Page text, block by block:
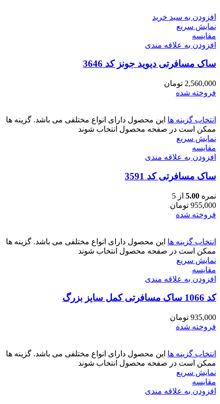
افزودن به سبد خرید
نمایش سریع
مقايسه
افزودن به علاقه مندی
ساک مسافرتی دیوید جونز کد 3646
2,560,000 تومان
فروخته شده
انتخاب گزینه ها این محصول دارای انواع مختلفی می باشد. گزینه ها
ممکن است در صفحه محصول انتخاب شوند
نمایش سریع
مقايسه
افزودن به علاقه مندی
ساک مسافرتی کد 3591
نمره 5.00 از 5
955,000 تومان
فروخته شده
انتخاب گزینه ها این محصول دارای انواع مختلفی می باشد. گزینه ها
ممکن است در صفحه محصول انتخاب شوند
نمایش سریع
مقايسه
افزودن به علاقه مندی
کد 1066 ساک مسافرتی کمل سایز بزرگ
935,000 تومان
فروخته شده
انتخاب گزینه ها این محصول دارای انواع مختلفی می باشد. گزینه ها
ممکن است در صفحه محصول انتخاب شوند
نمایش سریع
مقايسه
افزودن به علاقه مندی